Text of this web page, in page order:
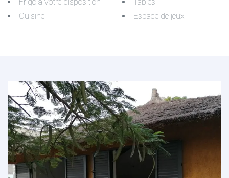
Frigo à votre disposition
Cuisine
Tables
Espace de jeux